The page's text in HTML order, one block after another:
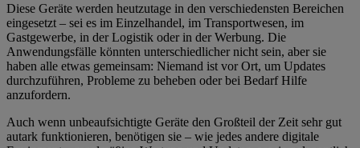
Diese Geräte werden heutzutage in den verschiedensten Bereichen
eingesetzt – sei es im Einzelhandel, im Transportwesen, im
Gastgewerbe, in der Logistik oder in der Werbung. Die
Anwendungsfälle könnten unterschiedlicher nicht sein, aber sie
haben alle etwas gemeinsam: Niemand ist vor Ort, um Updates
durchzuführen, Probleme zu beheben oder bei Bedarf Hilfe
anzufordern.
Auch wenn unbeaufsichtigte Geräte den Großteil der Zeit sehr gut
autark funktionieren, benötigen sie – wie jedes andere digitale